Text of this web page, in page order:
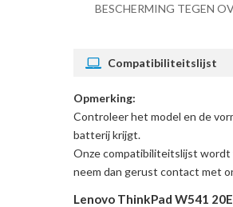
BESCHERMING TEGEN
Compatibiliteitslijst
Opmerking:
Controleer het model en de
batterij krijgt.
Onze compatibiliteitslijst wordt
neem dan gerust contact met
Lenovo ThinkPad W541